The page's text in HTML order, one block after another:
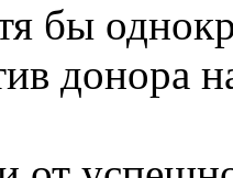
бы
донора